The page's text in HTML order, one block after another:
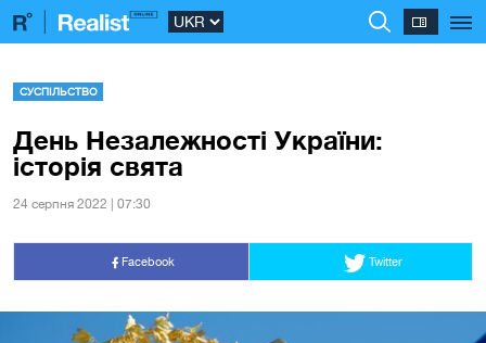
СУСПІЛЬСТВО
День Незалежності України:
історія свята
24 серпня 2022 | 07:30
Facebook Twitter